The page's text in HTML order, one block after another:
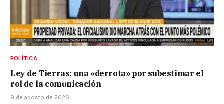
POLÍTICA
Ley de Tierras: una «derrota» por subestimar el
rol de la comunicación
9 de agosto de 2026